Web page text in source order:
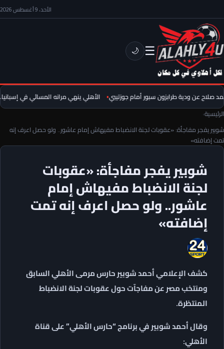
الأحد، 9 أغسطس 2026
☰
🌙
عن ودية طرابزون سبور أمام جوزتيبي
الأهلي ينهي مرانه المسائي في
الرئيسية›
شوبير يفجر مفاجأة: «عقوبات لجنة الانضباط مفيهاش إمام عاشور.. ولو حصل اعرف إنه
تمت إضافته»
شوبير يفجر مفاجأة: «عقوبات
لجنة الانضباط مفيهاش إمام
عاشور.. ولو حصل اعرف إنه تمت
إضافته»
كشف الإعلامي أحمد شوبير حارس مرمى الأهلي السابق
ومنتخب مصر عن مفاجآت حول عقوبات لجنة الانضباط
المنتظرة.
وقال أحمد شوبير في برنامج “حارس الأهلي” على قناة
الأهلي: